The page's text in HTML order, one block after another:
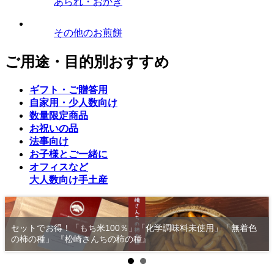
その他のお煎餅
ご用途・目的別おすすめ
ギフト・ご贈答用
自家用・少人数向け
数量限定商品
お祝いの品
法事向け
お子様とご一緒に
オフィスなど
大人数向け手土産
「無着色
堅焼きで厚みのある生地は噛むほどに、醤油の香ばしさ
味わい深く、うるち米の美味しさをお楽しみいただける
加本丸 醤油 5枚入り」